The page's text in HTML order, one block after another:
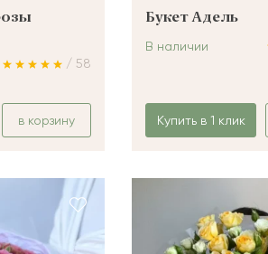
/ 58
в корзину
Букет Адель
В наличии
Купить в 1 клик